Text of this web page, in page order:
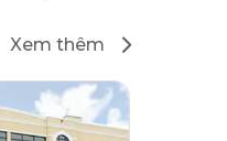
Xem thêm